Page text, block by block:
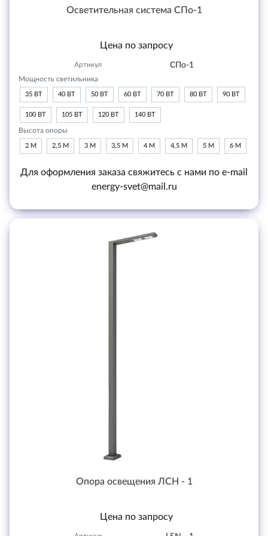
Осветительная система СПо-1
Цена по запросу
Артикул СПо-1
Мощность светильника
35 ВТ 40 ВТ 50 ВТ 60 ВТ 70 ВТ 80 ВТ 90 ВТ
100 ВТ 105 ВТ 120 ВТ 140 ВТ
Высота опоры
2 М 2,5 М 3 М 3,5 М 4 М 4,5 М 5 М 6 М
Для оформления заказа свяжитесь с нами по e-mail
energy-svet@mail.ru
Опора освещения ЛСН - 1
Цена по запросу